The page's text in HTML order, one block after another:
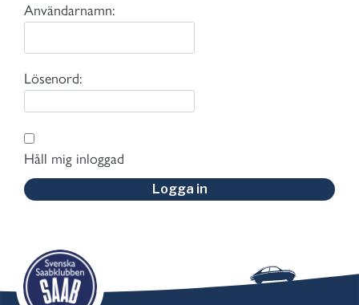
Användarnamn:
Lösenord:
Håll mig inloggad
Logga in